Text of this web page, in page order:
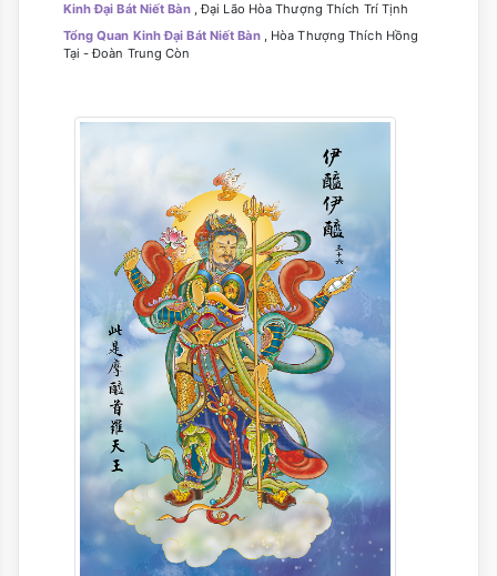
Kinh Đại Bát Niết Bàn , Đại Lão Hòa Thượng Thích Trí Tịnh
Tổng Quan Kinh Đại Bát Niết Bàn , Hòa Thượng Thích Hồng
Tại - Đoàn Trung Còn